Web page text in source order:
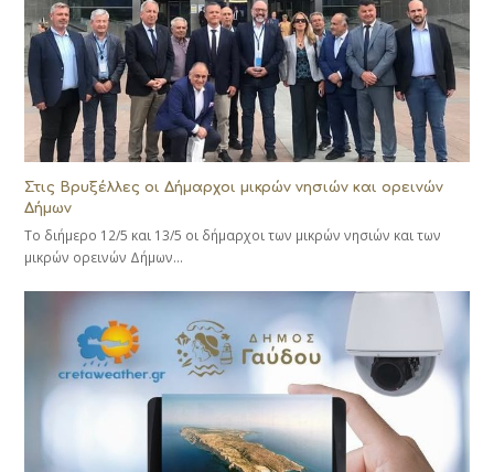
Στις Βρυξέλλες οι Δήμαρχοι μικρών νησιών και ορεινών
Δήμων
Το διήμερο 12/5 και 13/5 οι δήμαρχοι των μικρών νησιών και των
μικρών ορεινών Δήμων…